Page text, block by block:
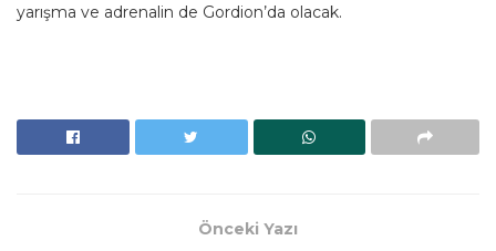
yarışma ve adrenalin de Gordion’da olacak.
Önceki Yazı